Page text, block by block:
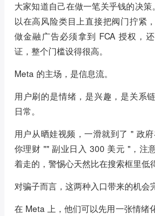
大家知道自己在做一笔关乎钱的决
以在高风险类目上直接把阀门拧紧
做金融广告必须拿到 FCA 授权，
证，整个门槛设得很高。
Meta 的主场，是信息流。
用户刷的是情绪，是兴趣，是关系
日常。
用户从晒娃视频，一滑就到了 " 政
你理财 "" 副业日入 300 美元 "，注
着走的，警惕心天然比在搜索框里低
对骗子而言，这两种入口带来的机会
在 Meta 上，他们可以先用一张情绪